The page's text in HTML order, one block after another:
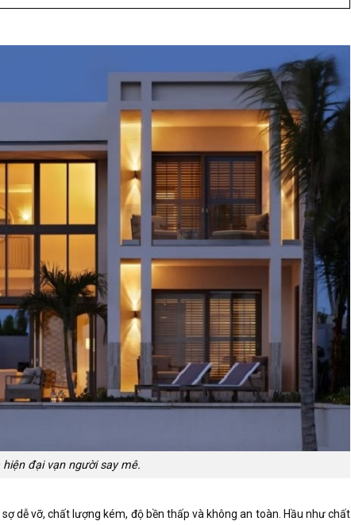
đại vạn người say mê.
dễ vỡ, chất lượng kém, độ bền thấp và không an toàn. Hầu như chất